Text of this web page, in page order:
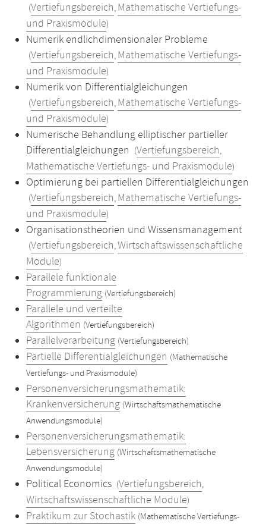
(Vertiefungsbereich, Mathematische Vertiefungs-
und Praxismodule)
Numerik endlichdimensionaler Probleme
(Vertiefungsbereich, Mathematische Vertiefungs-
und Praxismodule)
Numerik von Differentialgleichungen
(Vertiefungsbereich, Mathematische Vertiefungs-
und Praxismodule)
Numerische Behandlung elliptischer partieller
Differentialgleichungen (Vertiefungsbereich,
Mathematische Vertiefungs- und Praxismodule)
Optimierung bei partiellen Differentialgleichungen
(Vertiefungsbereich, Mathematische Vertiefungs-
und Praxismodule)
Organisationstheorien und Wissensmanagement
(Vertiefungsbereich,Wirtschaftswissenschaftliche
Module)
Parallele funktionale
Programmierung (Vertiefungsbereich)
Parallele und verteilte
Algorithmen (Vertiefungsbereich)
Parallelverarbeitung (Vertiefungsbereich)
Partielle Differentialgleichungen (Mathematische
Vertiefungs- und Praxismodule)
Personenversicherungsmathematik:
Krankenversicherung (Wirtschaftsmathematische
Anwendungsmodule)
Personenversicherungsmathematik:
Lebensversicherung (Wirtschaftsmathematische
Anwendungsmodule)
Political Economics (Vertiefungsbereich,
Wirtschaftswissenschaftliche Module)
Praktikum zur Stochastik (Mathematische Vertiefungs-